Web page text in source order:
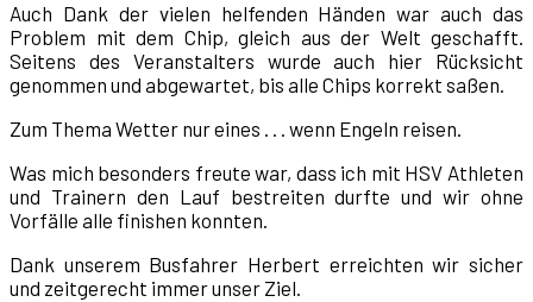
Auch Dank der vielen helfenden Händen war auch das
Problem mit dem Chip, gleich aus der Welt geschafft.
Seitens des Veranstalters wurde auch hier Rücksicht
genommen und abgewartet, bis alle Chips korrekt saßen.
Zum Thema Wetter nur eines . . . wenn Engeln reisen.
Was mich besonders freute war, dass ich mit HSV Athleten
und Trainern den Lauf bestreiten durfte und wir ohne
Vorfälle alle finishen konnten.
Dank unserem Busfahrer Herbert erreichten wir sicher
und zeitgerecht immer unser Ziel.